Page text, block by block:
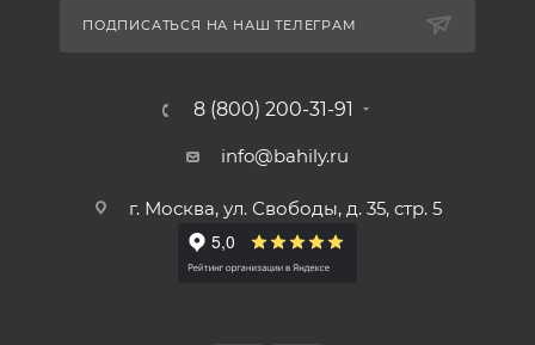
ПОДПИСАТЬСЯ НА НАШ ТЕЛЕГРАМ
8 (800) 200-31-91
info@bahily.ru
г. Москва, ул. Свободы, д. 35, стр. 5